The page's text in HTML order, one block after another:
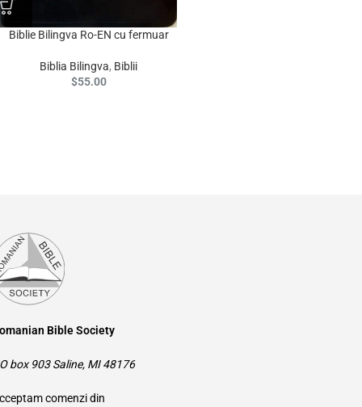
Biblie Bilingva Ro-EN cu fermuar
Biblia Bilingva, Biblii
$55.00
Bible Society
box 903 Saline, MI 48176
comenzi din